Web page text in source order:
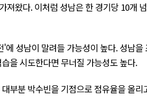
왔다. 이처럼 성남은 한 경기당 10개
성남이 말려들 가능성이 높다. 성남
을 시도한다면 무너질 가능성도 높다.
부분 박수빈을 기점으로 점유율을 올